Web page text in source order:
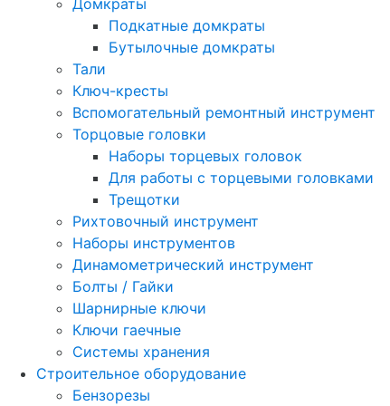
Домкраты
Подкатные домкраты
Бутылочные домкраты
Тали
Ключ-кресты
Вспомогательный ремонтный инструмент
Торцовые головки
Наборы торцевых головок
Для работы с торцевыми головками
Трещотки
Рихтовочный инструмент
Наборы инструментов
Динамометрический инструмент
Болты / Гайки
Шарнирные ключи
Ключи гаечные
Системы хранения
Строительное оборудование
Бензорезы